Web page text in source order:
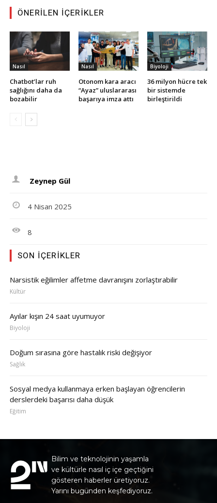
ÖNERILEN İÇERIKLER
Nasıl
Chatbot’lar ruh
sağlığını daha da
bozabilir
Nasıl
Otonom kara aracı
“Ayaz” uluslararası
başarıya imza attı
Biyoloji
36 milyon hücre tek
bir sistemde
birleştirildi
Zeynep Gül
4 Nisan 2025
8
SON İÇERIKLER
Narsistik eğilimler affetme davranışını zorlaştırabilir
Kültür
Ayılar kışın 24 saat uyumuyor
Biyoloji
Doğum sırasına göre hastalık riski değişiyor
Sağlık
Sosyal medya kullanmaya erken başlayan öğrencilerin
derslerdeki başarısı daha düşük
Eğitim
Bilim ve teknolojinin yaşamla
ve kültürle nasıl iç içe geçtiğini
gösteren haberler üretiyoruz.
Yarını bugünden keşfediyoruz.